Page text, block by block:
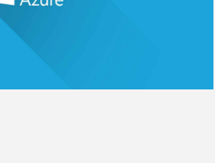
spørgsmål
til tilmelding, forplejning,